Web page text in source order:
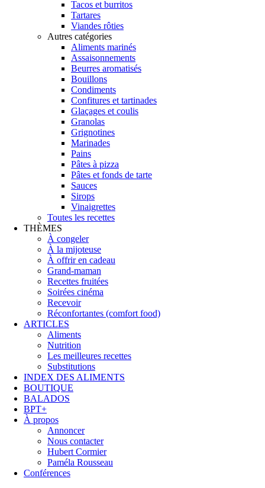
Tacos et burritos
Tartares
Viandes rôties
Autres catégories
Aliments marinés
Assaisonnements
Beurres aromatisés
Bouillons
Condiments
Confitures et tartinades
Glaçages et coulis
Granolas
Grignotines
Marinades
Pains
Pâtes à pizza
Pâtes et fonds de tarte
Sauces
Sirops
Vinaigrettes
Toutes les recettes
THÈMES
À congeler
À la mijoteuse
À offrir en cadeau
Grand-maman
Recettes fruitées
Soirées cinéma
Recevoir
Réconfortantes (comfort food)
ARTICLES
Aliments
Nutrition
Les meilleures recettes
Substitutions
INDEX DES ALIMENTS
BOUTIQUE
BALADOS
BPT+
À propos
Annoncer
Nous contacter
Hubert Cormier
Paméla Rousseau
Conférences